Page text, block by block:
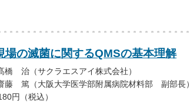
場の滅菌に関するQMSの基本理解
橋 治（サクラエスアイ株式会社）
藤 篤（大阪大学医学部附属病院材料部 副部長）
円（税込）